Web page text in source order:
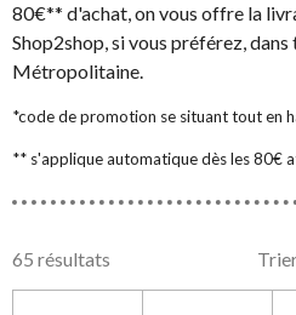
80€** d'achat, on vous offre la
Shop2shop, si vous préférez,
Métropolitaine.
*code de promotion se situant tout en
** s'applique automatique dès les 80€
65 résultats